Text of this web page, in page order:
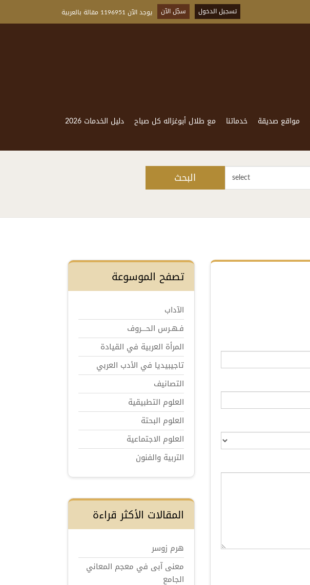
تسجيل الدخول سجّل الآن يوجد الآن 1196951 مقالة بالعربية
مواقع صديقة خدماتنا مع طلال أبوغزاله كل صباح دليل الخدمات 2026
select البحث
تصفح الموسوعة
الآداب
فـهـرس الحـــروف
المرأة العربية في القيادة
تاجيبيديا في الأدب العربي
التصانيف
العلوم التطبيقية
العلوم البحتة
العلوم الاجتماعية
التربية والفنون
المقالات الأكثر قراءة
هرم زوسر
معنى آبى في معجم المعاني
الجامع